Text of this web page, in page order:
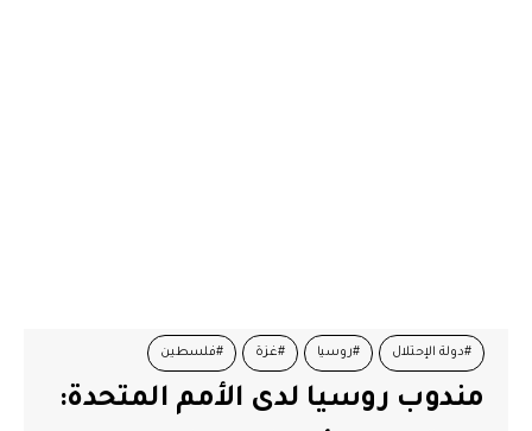
#دولة الإحتلال #روسيا #غزة #فلسطين
مندوب روسيا لدى الأمم المتحدة: